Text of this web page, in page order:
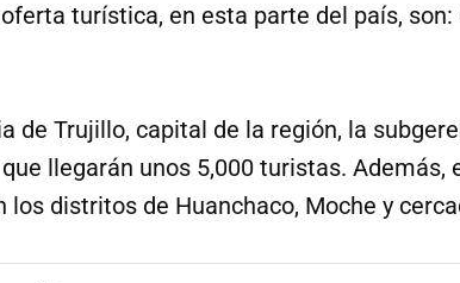
turística, en esta parte del país, son:
de Trujillo, capital de la región, la
llegarán unos 5,000 turistas. Además,
distritos de Huanchaco, Moche y